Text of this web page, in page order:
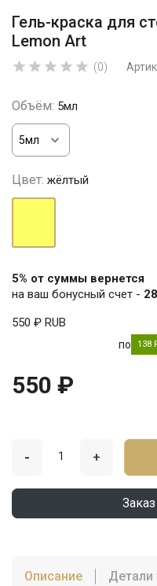
Гель-краска для
Lemon Art
     (0)
Объём: 5мл
Цвет: жёлтый
5% от суммы вернется
на ваш бонусный счет -
550 ₽ RUB
по 138
550 ₽
- +
Описание Детали